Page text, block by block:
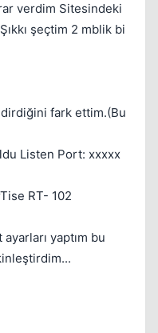
verdim Sitesindeki
şeçtim 2 mblik bi
fark ettim.(Bu
Listen Port: xxxxx
RT- 102
yaptım bu